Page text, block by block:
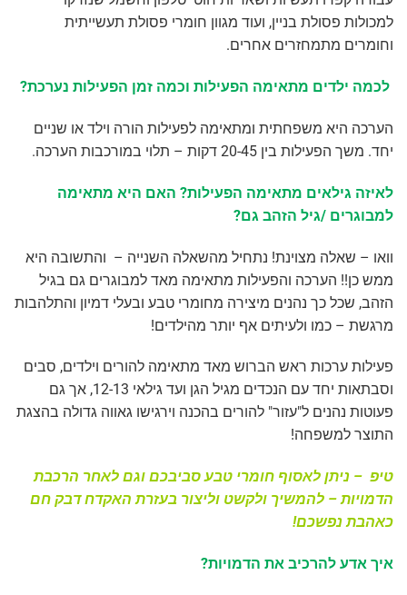
למכולות פסולת בניין, ועוד מגוון חומרי פסולת תעשייתית
וחומרים מתמחזרים אחרים.
לכמה ילדים מתאימה הפעילות וכמה זמן הפעילות נערכת?
הערכה היא משפחתית ומתאימה לפעילות הורה וילד או שניים
יחד. משך הפעילות בין 20-45 דקות – תלוי במורכבות הערכה.
לאיזה גילאים מתאימה הפעילות? האם היא מתאימה
למבוגרים /גיל הזהב גם?
וואו – שאלה מצוינת! נתחיל מהשאלה השנייה – והתשובה היא
ממש כן!! הערכה והפעילות מתאימה מאד למבוגרים גם בגיל
הזהב, שכל כך נהנים מיצירה מחומרי טבע ובעלי דמיון והתלהבות
מרגשת – כמו ולעיתים אף יותר מהילדים!
פעילות ערכות ראש הברוש מאד מתאימה להורים וילדים, סבים
וסבתאות יחד עם הנכדים מגיל הגן ועד גילאי 12-13, אך גם
פעוטות נהנים ל"עזור" להורים בהכנה וירגישו גאווה גדולה בהצגת
התוצר למשפחה!
טיפ – ניתן לאסוף חומרי טבע סביבכם וגם לאחר הרכבת
הדמויות – להמשיך ולקשט וליצור בעזרת האקדח דבק חם
כאהבת נפשכם!
איך אדע להרכיב את הדמויות?